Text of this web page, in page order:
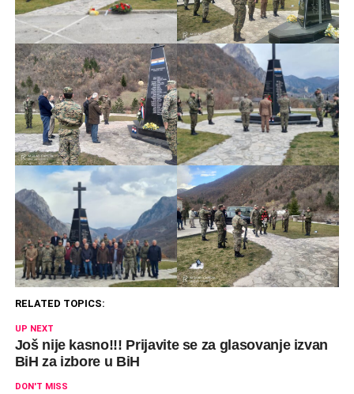
RELATED TOPICS:
UP NEXT
Još nije kasno!!! Prijavite se za glasovanje izvan
BiH za izbore u BiH
DON'T MISS